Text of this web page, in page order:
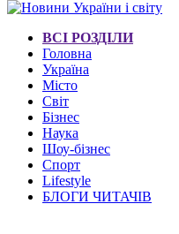
ВСІ РОЗДІЛИ
Головна
Україна
Місто
Світ
Бізнес
Наука
Шоу-бізнес
Спорт
Lifestyle
БЛОГИ ЧИТАЧІВ